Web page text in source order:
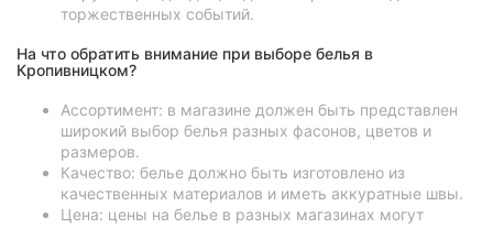
торжественных событий.
На что обратить внимание при выборе белья в
Кропивницком?
Ассортимент: в магазине должен быть представлен
широкий выбор белья разных фасонов, цветов и
размеров.
Качество: белье должно быть изготовлено из
качественных материалов и иметь аккуратные швы.
Цена: цены на белье в разных магазинах могут